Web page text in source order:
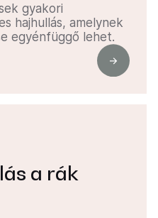
gyakori
hajhullás, amelynek
egyénfüggő lehet.
a rák